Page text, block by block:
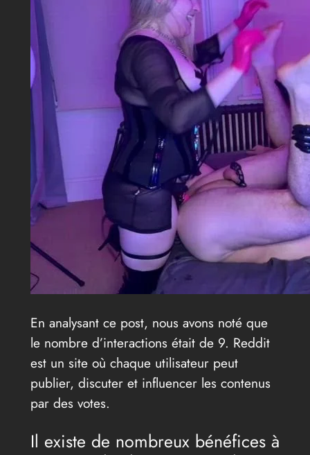
En analysant ce post, nous avons noté que
le nombre d’interactions était de 9. Reddit
est un site où chaque utilisateur peut
publier, discuter et influencer les contenus
par des votes.
Il existe de nombreux bénéfices à